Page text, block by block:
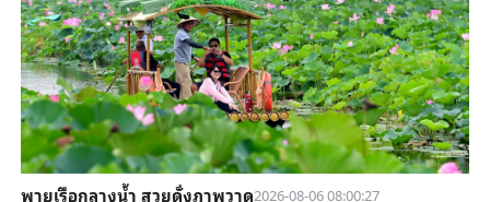
พายเรือกลางน้ำ สวยดั่งภาพวาด2026-08-06 08:00:27